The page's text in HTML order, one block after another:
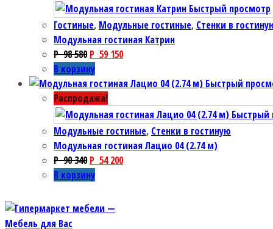
Быстрый просмотр
Гостиные, Модульные гостиные, Стенки в
Модульная гостиная Катрин
P98 580 P 59 150
В корзину
Быстрый
Распродажа!
Быстрый
Модульные гостиные, Стенки в гостиную
Модульная гостиная Лацио 04 (2.74 м)
P90 340 P 54 200
В корзину